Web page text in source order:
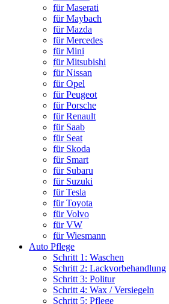
für Maserati
für Maybach
für Mazda
für Mercedes
für Mini
für Mitsubishi
für Nissan
für Opel
für Peugeot
für Porsche
für Renault
für Saab
für Seat
für Skoda
für Smart
für Subaru
für Suzuki
für Tesla
für Toyota
für Volvo
für VW
für Wiesmann
Auto Pflege
Schritt 1: Waschen
Schritt 2: Lackvorbehandlung
Schritt 3: Politur
Schritt 4: Wax / Versiegeln
Schritt 5: Pflege